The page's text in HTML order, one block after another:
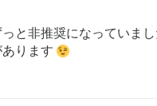
と非推奨になっていま
ります